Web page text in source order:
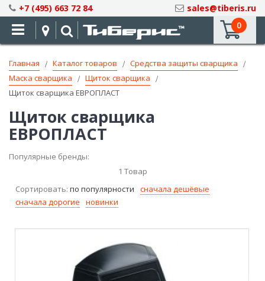
Skip
to
Content
+7 (495) 663 72 84
sales@tiberis.ru
0
Главная Каталог товаров
Средства защиты сварщика
Маска сварщика
Щиток сварщика
Щиток сварщика ЕВРОПЛАСТ
Щиток сварщика
ЕВРОПЛАСТ
Популярные бренды:
1 Товар
Сортировать: по популярности
сначала дешёвые
сначала дорогие
новинки